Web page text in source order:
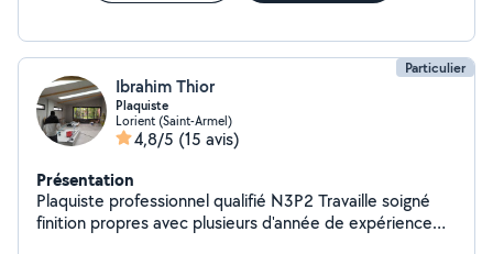
Particulier
Ibrahim Thior
Plaquiste
Lorient (Saint-Armel)
4,8/5 (15 avis)
Présentation
Plaquiste professionnel qualifié N3P2 Travaille soigné
finition propres avec plusieurs d'année de expérience